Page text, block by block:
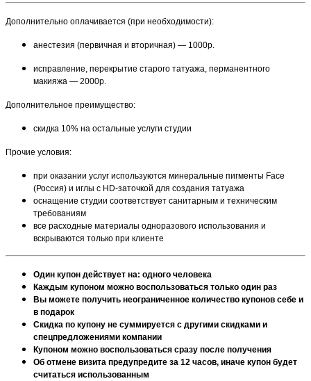
Дополнительно оплачивается (при необходимости):
анестезия (первичная и вторичная) — 1000р.
исправление, перекрытие старого татуажа, перманентного
макияжа — 2000р.
Дополнительное преимущество:
скидка 10% на остальные услуги студии
Прочие условия:
при оказании услуг используются минеральные пигменты Face
(Россия) и иглы с HD-заточкой для создания татуажа
оснащение студии соответствует санитарным и техническим
требованиям
все расходные материалы одноразового использования и
вскрываются только при клиенте
Один купон действует на: одного человека
Каждым купоном можно воспользоваться только один раз
Вы можете получить неограниченное количество купонов себе и
в подарок
Скидка по купону не суммируется с другими скидками и
спецпредложениями компании
Купоном можно воспользоваться сразу после получения
Об отмене визита предупредите за 12 часов, иначе купон будет
считаться использованным